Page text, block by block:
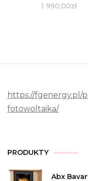
1 990,00zł
https://fgenergy.pl/
fotowoltaika/
PRODUKTY
Abx